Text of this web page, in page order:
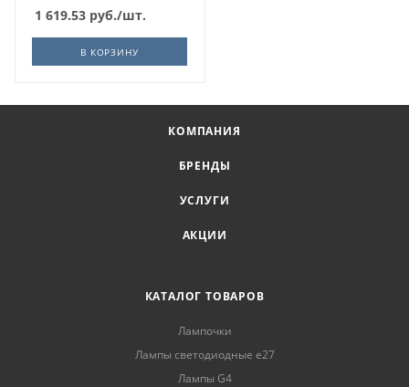
1 619.53 руб./шт.
В КОРЗИНУ
КОМПАНИЯ
БРЕНДЫ
УСЛУГИ
АКЦИИ
КАТАЛОГ ТОВАРОВ
Лампочки
Лампы светодиодные е27
Лампы G4